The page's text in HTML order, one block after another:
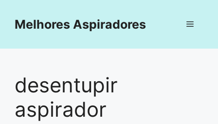
paraMelhores Aspiradores Menu
desentupir
aspirador